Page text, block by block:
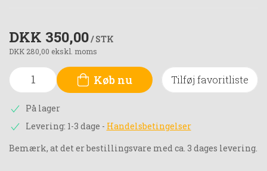
DKK 350,00/ STK
DKK 280,00 ekskl. moms
Køb nu Tilføj favoritliste
På lager
Levering: 1-3 dage - Handelsbetingelser
Bemærk, at det er bestillingsvare med ca. 3 dages levering.